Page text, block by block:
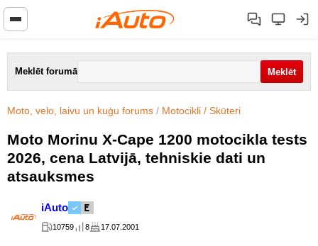
Meklēt forumā
Moto, velo, laivu un kuģu forums / Motocikli / Skūteri
Moto Morinu X-Cape 1200 motocikla tests
2026, cena Latvijā, tehniskie dati un
atsauksmes
iAuto
10759 8 17.07.2001